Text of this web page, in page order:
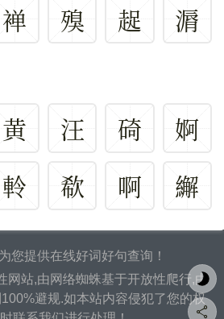
褝 殠 趗 漘
黄 汪 碕
婀
軨 欷 啊 繲
您提供在线好词好句查询！
网站,由网络蜘蛛基于开放性爬行,由
避规.如本站内容侵犯了您的权